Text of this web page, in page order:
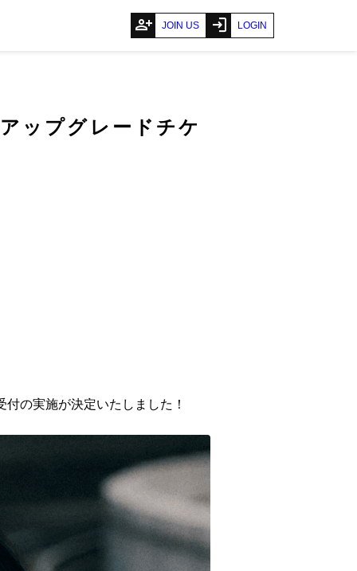
person_add JOIN US login LOGIN
ップグレードチケ
の実施が決定いたしました！